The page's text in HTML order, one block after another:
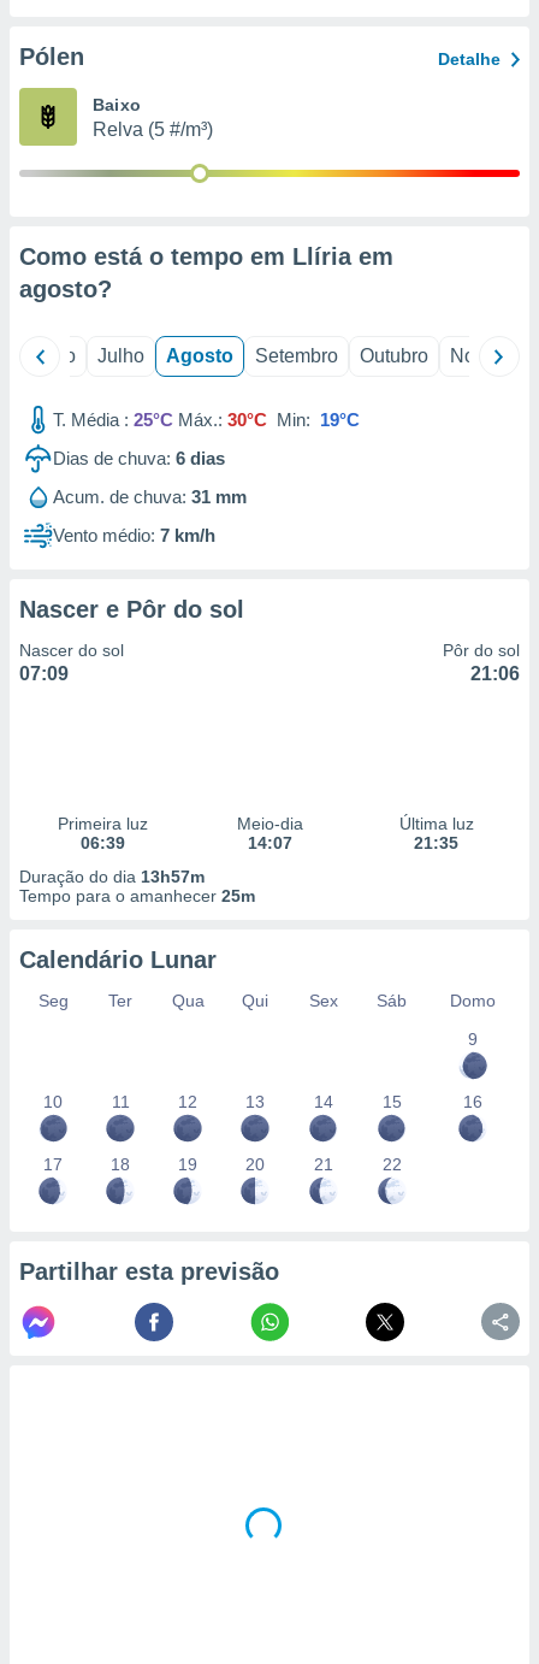
através
estudos
e
Pólen Detalhe
Baixo
Relva (5 #/m³)
Como está o tempo em Llíria em
agosto?
Junho Julho Agosto Setembro Outubro Novembro
T. Média : 25°C Máx.: 30°C Min: 19°C
Dias de chuva: 6 dias
Acum. de chuva: 31 mm
Vento médio: 7 km/h
Nascer e Pôr do sol
Nascer do sol
07:09
Pôr do sol
21:06
Primeira luz
06:39
Meio-dia
14:07
Última luz
21:35
Duração do dia 13h57m
Tempo para o amanhecer 25m
Calendário Lunar
Seg Ter Qua Qui Sex Sáb
Domo
9
10 11 12 13 14 15 16
17 18 19 20 21 22
Partilhar esta previsão